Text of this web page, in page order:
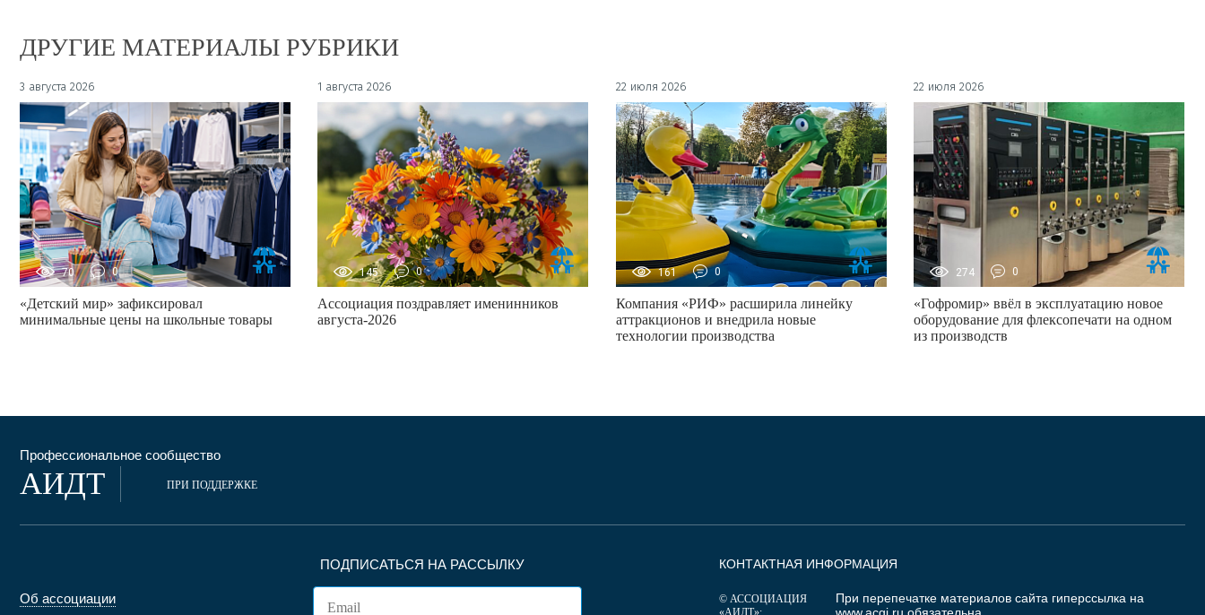
ДРУГИЕ МАТЕРИАЛЫ РУБРИКИ
3 августа 2026
70 0
«Детский мир» зафиксировал
минимальные цены на школьные товары
1 августа 2026
145 0
Ассоциация поздравляет именинников
августа-2026
22 июля 2026
161 0
Компания «РИФ» расширила линейку
аттракционов и внедрила новые
технологии производства
22 июля 2026
274 0
«Гофромир» ввёл в эксплуатацию новое
оборудование для флексопечати на одном
из производств
Профессиональное сообщество
АИДТ ПРИ ПОДДЕРЖКЕ
Об ассоциации
ПОДПИСАТЬСЯ НА РАССЫЛКУ КОНТАКТНАЯ ИНФОРМАЦИЯ
© АССОЦИАЦИЯ
При перепечатке материалов сайта гиперссылка на